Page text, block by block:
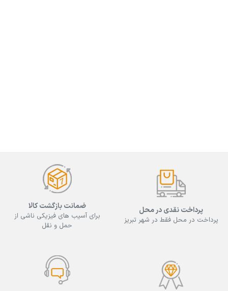
پرداخت نقدی در محل
پرداخت در محل فقط در شهر تبریز
ضمانت بازگشت کالا
برای آسیب های فیزیکی ناشی از
حمل و نقل